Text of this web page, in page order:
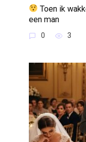
Toen ik
een man
0 3